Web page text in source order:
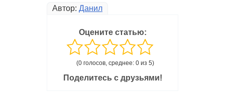
Автор: Данил
Оцените статью:
(0 голосов, среднее: 0 из 5)
Поделитесь с друзьями!